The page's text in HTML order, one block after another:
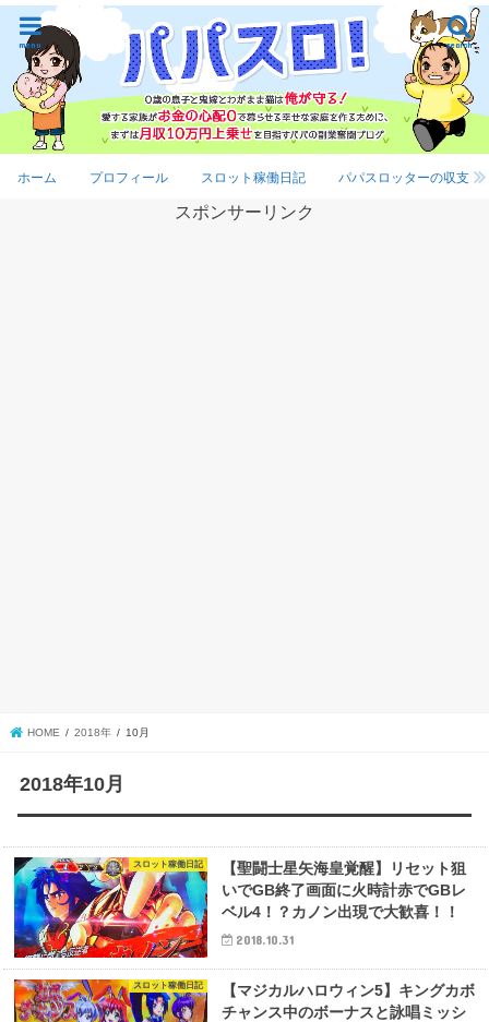
search
menu
ホーム プロフィール スロット稼働日記 パパスロッターの収支
スポンサーリンク
HOME 2018年 10月
2018年10月
スロット稼働日記
【聖闘士星矢海皇覚醒】リセット狙
いでGB終了画面に火時計赤でGBレ
ベル4！？カノン出現で大歓喜！！
2018.10.31
スロット稼働日記
【マジカルハロウィン5】キングカボ
チャンス中のボーナスと詠唱ミッシ